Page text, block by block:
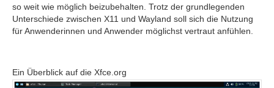
so weit wie möglich beizubehalten. Trotz der grundlegenden
Unterschiede zwischen X11 und Wayland soll sich die Nutzung
für Anwenderinnen und Anwender möglichst vertraut anfühlen.
Ein Überblick auf die Xfce.org